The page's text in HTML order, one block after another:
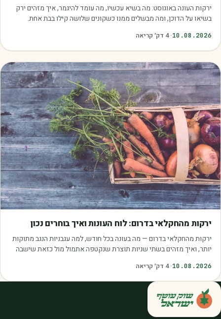
ירקות העונה באוגוסט: מה בשיא עכשיו, מה עומד להיגמר, איך מזהים ירק
בשיאו על הדוכן, ומה מבשלים ממנו כשקונים שלושה קילו בבת אחת.
10.08.2026
·
4 דק׳ קריאה
ירקות מהחקלאי בדרום: לוח העונות ואיך בוחרים נכון
ירקות מהחקלאי בדרום — מה בעונה בכל חודש, למה עגבניות הנגב מתוקות
יותר, ואיך מזהים בשתי שניות תוצרת שנקטפה אתמול מול כזאת שישבה
10.08.2026
·
4 דק׳ קריאה